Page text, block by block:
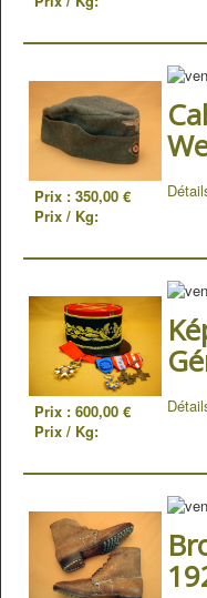
Prix : 350,00 €
Prix / Kg:
Prix : 600,00 €
Prix / Kg: